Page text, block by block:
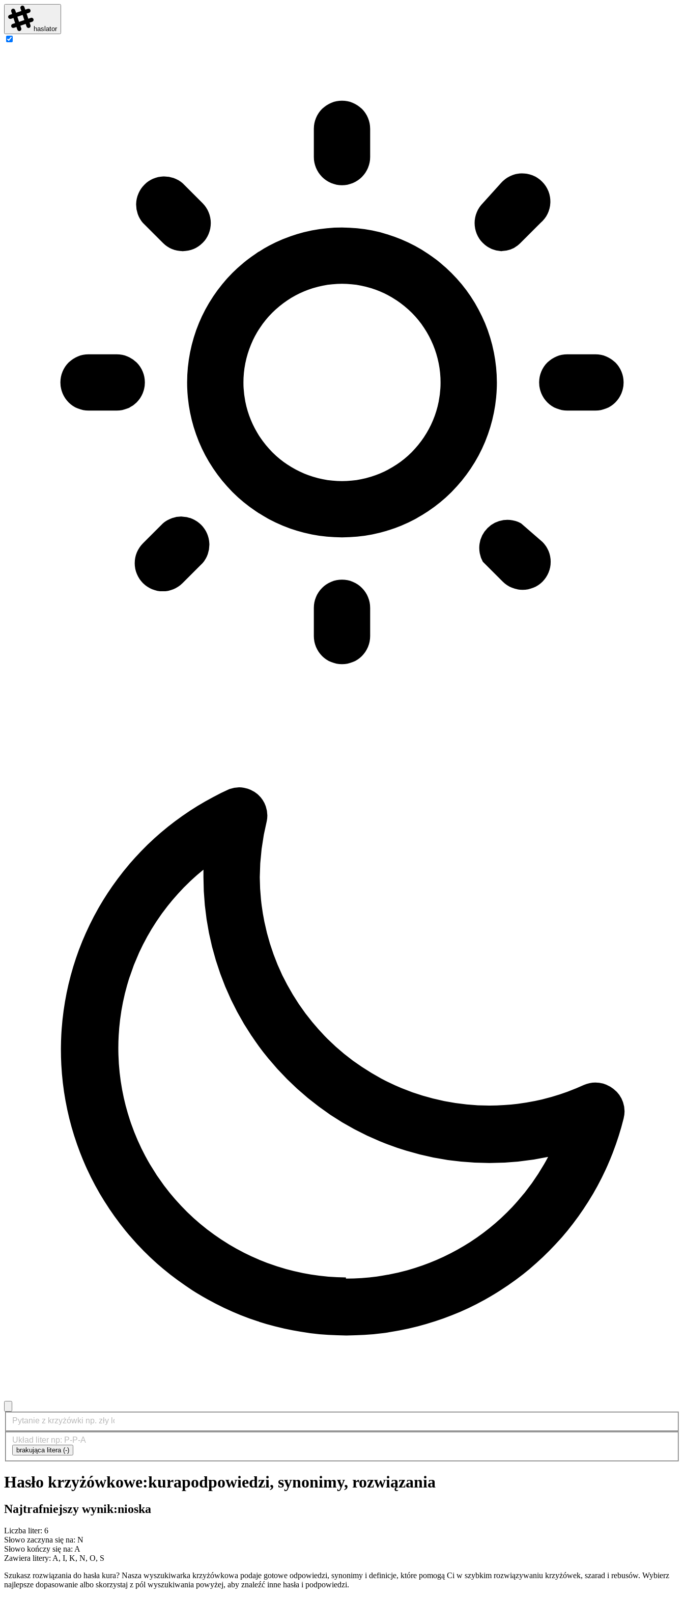
haslator
brakująca litera (-)
Hasło krzyżówkowe:kurapodpowiedzi, synonimy, rozwiązania
Najtrafniejszy wynik:nioska
Liczba liter: 6
Słowo zaczyna się na: N
Słowo kończy się na: A
Zawiera litery: A, I, K, N, O, S
Szukasz rozwiązania do hasła kura? Nasza wyszukiwarka krzyżówkowa podaje gotowe odpowiedzi, synonimy i definicje, które pomogą Ci w szybkim rozwiązywaniu krzyżówek, szarad i rebusów. Wybierz
najlepsze dopasowanie albo skorzystaj z pól wyszukiwania powyżej, aby znaleźć inne hasła i podpowiedzi.